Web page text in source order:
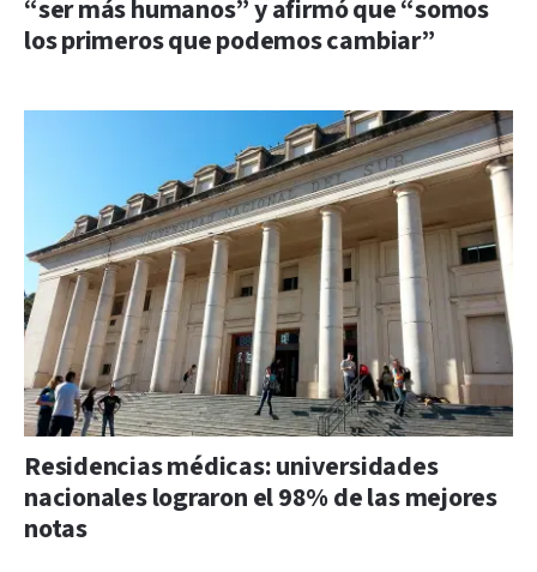
“ser más humanos” y afirmó que “somos
los primeros que podemos cambiar”
Residencias médicas: universidades
nacionales lograron el 98% de las mejores
notas